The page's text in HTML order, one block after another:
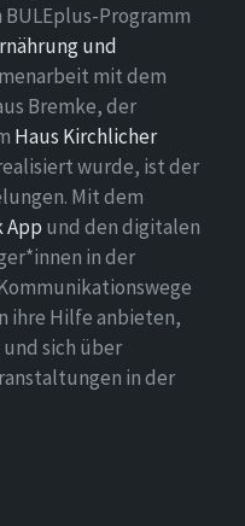
Programm
und
mit dem
Bremke, der
Haus Kirchlicher
wurde, ist der
Mit dem
App und den digitalen
in der
ihre Hilfe anbieten,
sich über
in der